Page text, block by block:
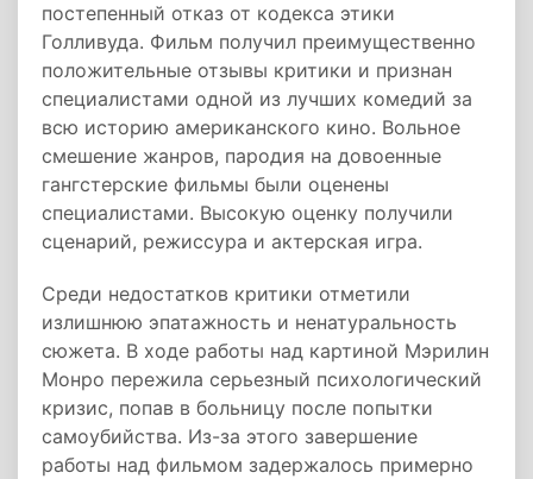
постепенный отказ от кодекса этики
Голливуда. Фильм получил преимущественно
положительные отзывы критики и признан
специалистами одной из лучших комедий за
всю историю американского кино. Вольное
смешение жанров, пародия на довоенные
гангстерские фильмы были оценены
специалистами. Высокую оценку получили
сценарий, режиссура и актерская игра.
Среди недостатков критики отметили
излишнюю эпатажность и ненатуральность
сюжета. В ходе работы над картиной Мэрилин
Монро пережила серьезный психологический
кризис, попав в больницу после попытки
самоубийства. Из-за этого завершение
работы над фильмом задержалось примерно